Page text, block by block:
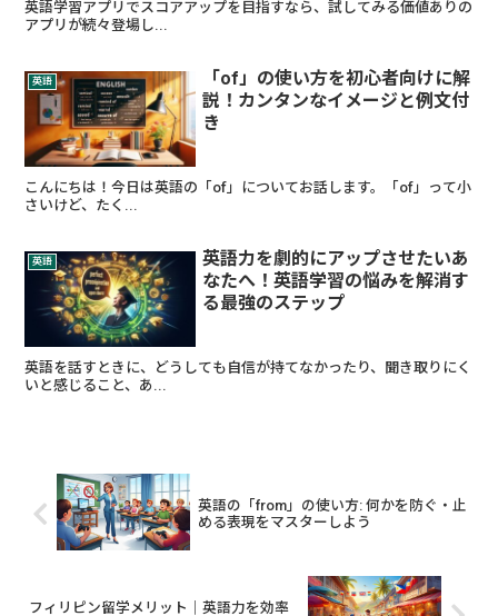
英語学習アプリでスコアアップを目指すなら、試してみる価値ありの
アプリが続々登場し...
英語
「of」の使い方を初心者向けに解
説！カンタンなイメージと例文付
き
こんにちは！今日は英語の「of」についてお話します。「of」って小
さいけど、たく...
英語
英語力を劇的にアップさせたいあ
なたへ！英語学習の悩みを解消す
る最強のステップ
英語を話すときに、どうしても自信が持てなかったり、聞き取りにく
いと感じること、あ...
英語の「from」の使い方: 何かを防ぐ・止
める表現をマスターしよう
フィリピン留学メリット｜英語力を効率